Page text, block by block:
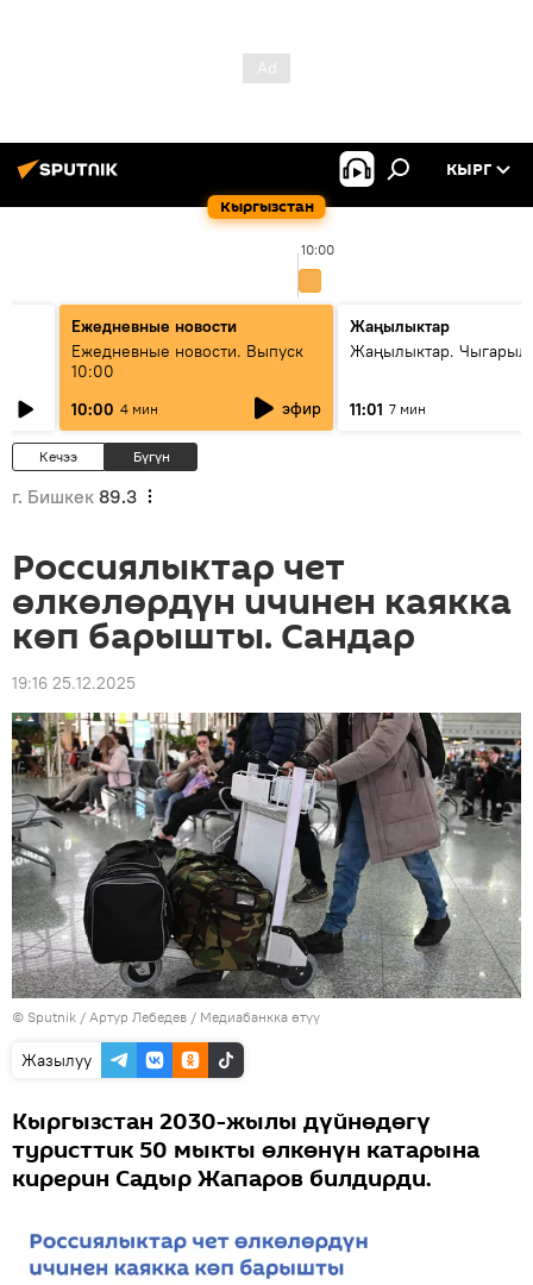
Кыргызстан
КЫРГ
10:00
Ежедневные новости
Ежедневные новости. Выпуск
10:00
10:00 4 мин эфир
Жаңылыктар
Жаңылыктар.
11:01 7 мин
Кечээ Бүгүн
г. Бишкек 89.3
Россиялыктар чет
өлкөлөрдүн ичинен каякка
көп барышты. Сандар
19:16 25.12.2025
© Sputnik / Артур Лебедев / Медиабанкка өтүү
Жазылуу
Кыргызстан 2030-жылы дүйнөдөгү
туристтик 50 мыкты өлкөнүн катарына
кирерин Садыр Жапаров билдирди.